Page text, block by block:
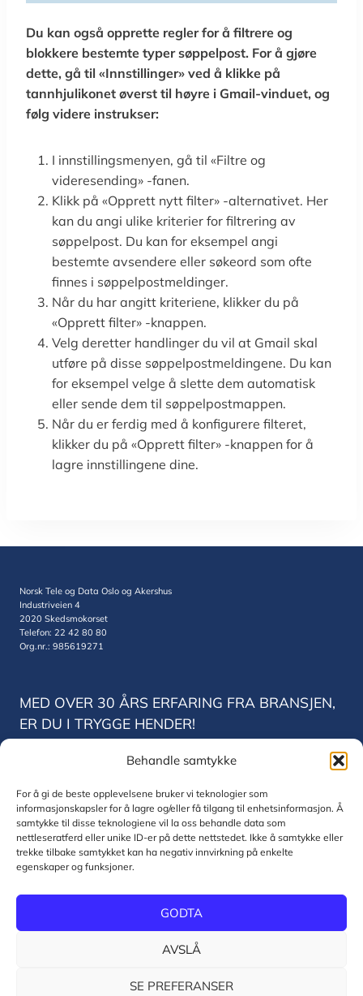
Behandle samtykke
For å gi de beste opplevelsene bruker vi teknologier som
informasjonskapsler for å lagre og/eller få tilgang til enhetsinformasjon. Å
samtykke til disse teknologiene vil la oss behandle data som
nettleseratferd eller unike ID-er på dette nettstedet. Ikke å samtykke eller
trekke tilbake samtykket kan ha negativ innvirkning på enkelte
egenskaper og funksjoner.
GODTA
AVSLÅ
SE PREFERANSER
Du kan også opprette regler for å filtrere og
blokkere bestemte typer søppelpost. For å gjøre
dette, gå til «Innstillinger» ved å klikke på
tannhjulikonet øverst til høyre i Gmail-vinduet, og
følg videre instrukser:
I innstillingsmenyen, gå til «Filtre og
videresending» -fanen.
Klikk på «Opprett nytt filter» -alternativet. Her
kan du angi ulike kriterier for filtrering av
søppelpost. Du kan for eksempel angi
bestemte avsendere eller søkeord som ofte
finnes i søppelpostmeldinger.
Når du har angitt kriteriene, klikker du på
«Opprett filter» -knappen.
Velg deretter handlinger du vil at Gmail skal
utføre på disse søppelpostmeldingene. Du kan
for eksempel velge å slette dem automatisk
eller sende dem til søppelpostmappen.
Når du er ferdig med å konfigurere filteret,
klikker du på «Opprett filter» -knappen for å
lagre innstillingene dine.
Norsk Tele og Data Oslo og Akershus
Industriveien 4
2020 Skedsmokorset
Telefon: 22 42 80 80
Org.nr.: 985619271
MED OVER 30 ÅRS ERFARING FRA BRANSJEN,
ER DU I TRYGGE HENDER!
Norsk Tele og Data Trondheim
7075 Trondheim
Telefon: 22 42 80 80
Org.nr.: 830771832
© 2026 Norsk Tele og Data AS
Personvernerklæring og informasjonskapsler